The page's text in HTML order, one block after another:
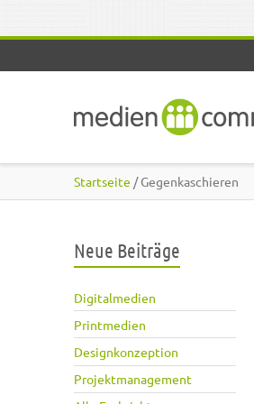
Startseite / Gegenkaschieren
Neue Beiträge
Digitalmedien
Printmedien
Designkonzeption
Projektmanagement